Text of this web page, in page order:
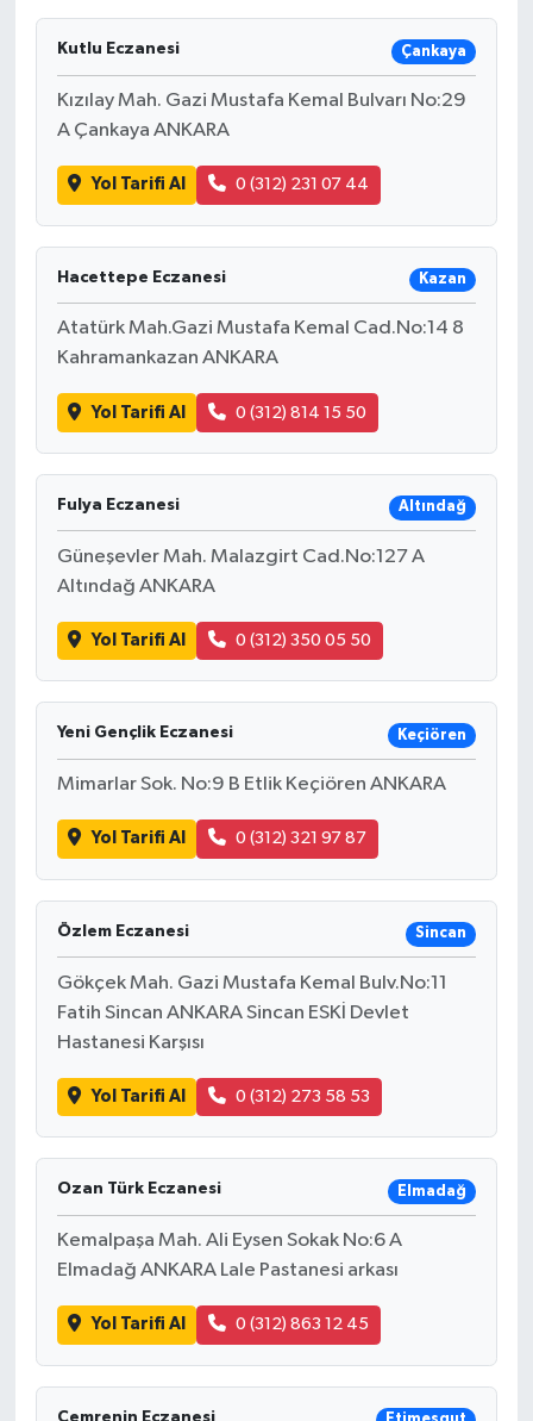
Kutlu Eczanesi Çankaya
Kızılay Mah. Gazi Mustafa Kemal Bulvarı No:29
A Çankaya ANKARA
Yol Tarifi Al 0 (312) 231 07 44
Hacettepe Eczanesi Kazan
Atatürk Mah.Gazi Mustafa Kemal Cad.No:14 8
Kahramankazan ANKARA
Yol Tarifi Al 0 (312) 814 15 50
Fulya Eczanesi Altındağ
Güneşevler Mah. Malazgirt Cad.No:127 A
Altındağ ANKARA
Yol Tarifi Al 0 (312) 350 05 50
Yeni Gençlik Eczanesi Keçiören
Mimarlar Sok. No:9 B Etlik Keçiören ANKARA
Yol Tarifi Al 0 (312) 321 97 87
Özlem Eczanesi Sincan
Gökçek Mah. Gazi Mustafa Kemal Bulv.No:11
Fatih Sincan ANKARA Sincan ESKİ Devlet
Hastanesi Karşısı
Yol Tarifi Al 0 (312) 273 58 53
Ozan Türk Eczanesi Elmadağ
Kemalpaşa Mah. Ali Eysen Sokak No:6 A
Elmadağ ANKARA Lale Pastanesi arkası
Yol Tarifi Al 0 (312) 863 12 45
Cemrenin Eczanesi